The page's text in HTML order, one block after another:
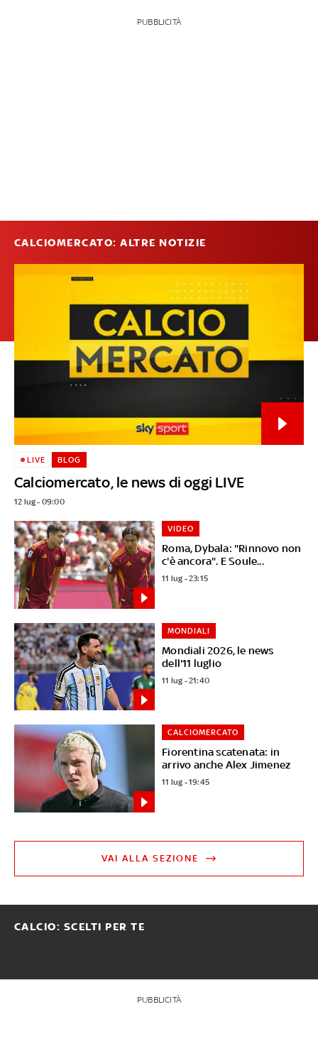
PUBBLICITÀ
CALCIOMERCATO: ALTRE NOTIZIE
Calciomercato, le news di oggi LIVE
LIVE BLOG
12 lug - 09:00
Roma, Dybala: "Rinnovo non
c'è ancora". E Soule...
VIDEO
11 lug - 23:15
Mondiali 2026, le news
dell'11 luglio
MONDIALI
11 lug - 21:40
Fiorentina scatenata: in
arrivo anche Alex Jimenez
CALCIOMERCATO
11 lug - 19:45
VAI ALLA SEZIONE
CALCIO: SCELTI PER TE
PUBBLICITÀ